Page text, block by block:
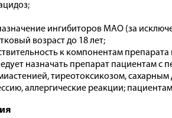
ингибиторов МАО (за
возраст до 18 лет;
к компонентам препарата
назначать препарат пациентам с
тиреотоксикозом,
аллергические реакции;